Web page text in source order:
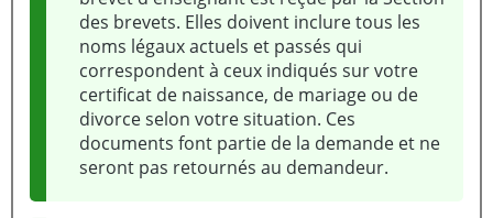
des brevets. Elles doivent inclure tous les
noms légaux actuels et passés qui
correspondent à ceux indiqués sur votre
certificat de naissance, de mariage ou de
divorce selon votre situation. Ces
documents font partie de la demande et ne
seront pas retournés au demandeur.